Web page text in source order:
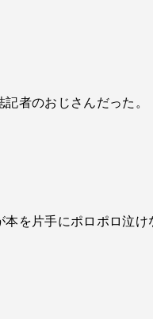
者のおじさんだった。
を片手にポロポロ泣け